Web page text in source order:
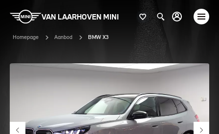
VAN LAARHOVEN MINI
Homepage Aanbod BMW X3